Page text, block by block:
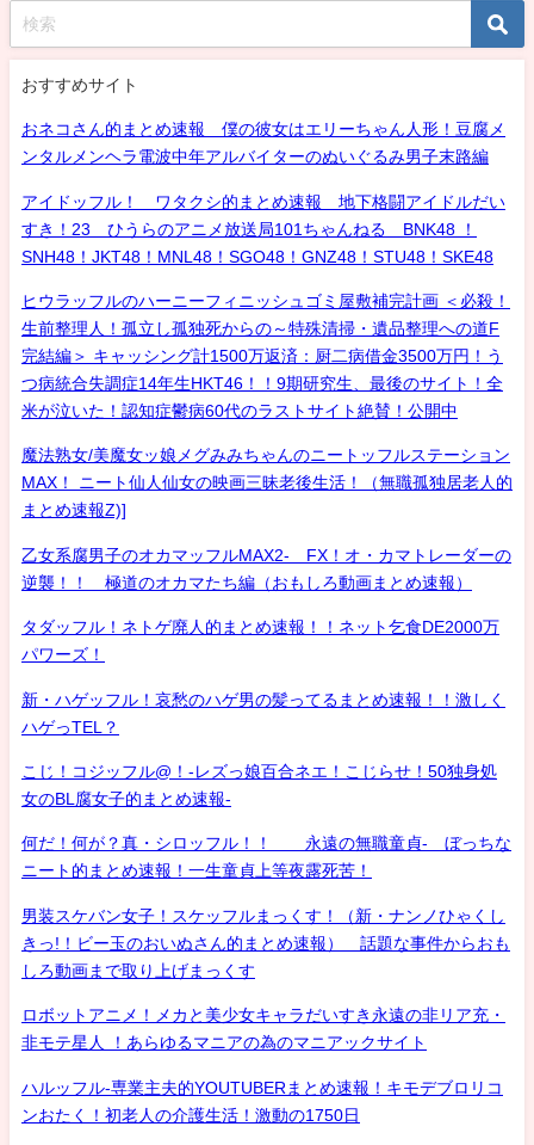
おすすめサイト
おネコさん的まとめ速報 僕の彼女はエリーちゃん人形！豆腐メ
ンタルメンヘラ電波中年アルバイターのぬいぐるみ男子末路編
アイドッフル！ ワタクシ的まとめ速報 地下格闘アイドルだい
すき！23 ひうらのアニメ放送局101ちゃんねる BNK48 ！
SNH48！JKT48！MNL48！SGO48！GNZ48！STU48！SKE48
ヒウラッフルのハーニーフィニッシュゴミ屋敷補完計画 ＜必殺！
生前整理人！孤立し孤独死からの～特殊清掃・遺品整理への道F
完結編＞ キャッシング計1500万返済：厨二病借金3500万円！う
つ病統合失調症14年生HKT46！！9期研究生、最後のサイト！全
米が泣いた！認知症鬱病60代のラストサイト絶賛！公開中
魔法熟女/美魔女ッ娘メグみみちゃんのニートッフルステーション
MAX！ ニート仙人仙女の映画三昧老後生活！（無職孤独居老人的
まとめ速報Z)]
乙女系腐男子のオカマッフルMAX2- FX！オ・カマトレーダーの
逆襲！！ 極道のオカマたち編（おもしろ動画まとめ速報）
タダッフル！ネトゲ廃人的まとめ速報！！ネット乞食DE2000万
パワーズ！
新・ハゲッフル！哀愁のハゲ男の髪ってるまとめ速報！！激しく
ハゲっTEL？
こじ！コジッフル@！-レズっ娘百合ネエ！こじらせ！50独身処
女のBL腐女子的まとめ速報-
何だ！何が？真・シロッフル！！ 永遠の無職童貞- ぼっちな
ニート的まとめ速報！一生童貞上等夜露死苦！
男装スケバン女子！スケッフルまっくす！（新・ナンノひゃくし
きっ!！ビー玉のおいぬさん的まとめ速報） 話題な事件からおも
しろ動画まで取り上げまっくす
ロボットアニメ！メカと美少女キャラだいすき永遠の非リア充・
非モテ星人 ！あらゆるマニアの為のマニアックサイト
ハルッフル-専業主夫的YOUTUBERまとめ速報！キモデブロリコ
ンおたく！初老人の介護生活！激動の1750日